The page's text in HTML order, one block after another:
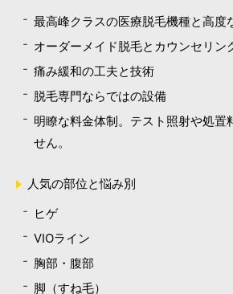
最高峰クラスの医療脱毛機種と高度
オーダーメイド脱毛とカウンセリン
痛み緩和の工夫と技術
脱毛専門ならではの設備
明瞭な料金体制。テスト照射や処置
せん。
人気の部位と悩み別
ヒゲ
VIOライン
胸部・腹部
脚（すね毛）